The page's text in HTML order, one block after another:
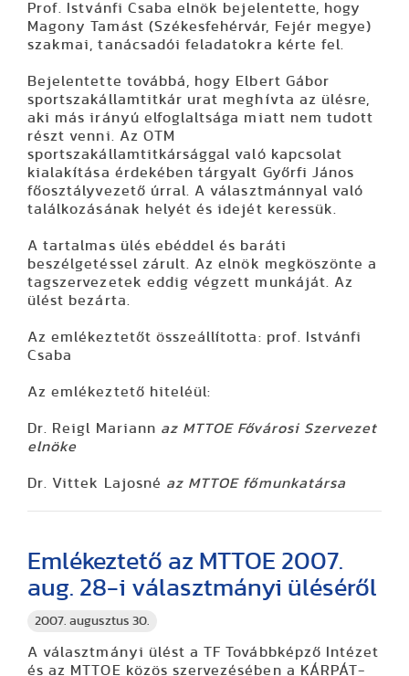
Prof. Istvánfi Csaba elnök bejelentette, hogy
Magony Tamást (Székesfehérvár, Fejér megye)
szakmai, tanácsadói feladatokra kérte fel.
Bejelentette továbbá, hogy Elbert Gábor
sportszakállamtitkár urat meghívta az ülésre,
aki más irányú elfoglaltsága miatt nem tudott
részt venni. Az OTM
sportszakállamtitkársággal való kapcsolat
kialakítása érdekében tárgyalt Győrfi János
főosztályvezető úrral. A választmánnyal való
találkozásának helyét és idejét keressük.
A tartalmas ülés ebéddel és baráti
beszélgetéssel zárult. Az elnök megköszönte a
tagszervezetek eddig végzett munkáját. Az
ülést bezárta.
Az emlékeztetőt összeállította: prof. Istvánfi
Csaba
Az emlékeztető hiteléül:
Dr. Reigl Mariann az MTTOE Fővárosi Szervezet
elnöke
Dr. Vittek Lajosné az MTTOE főmunkatársa
2007. augusztus 30.
Emlékeztető az MTTOE 2007.
aug. 28-i választmányi üléséről
A választmányi ülést a TF Továbbképző Intézet
és az MTTOE közös szervezésében a KÁRPÁT-